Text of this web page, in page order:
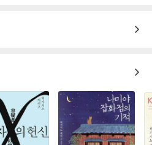
이었습니다. _40대 여성
멈추지 않았습니다. _40대 남성